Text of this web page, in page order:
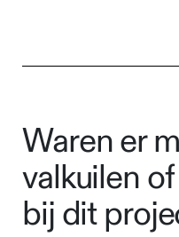
Waren er
valkuilen
bij dit